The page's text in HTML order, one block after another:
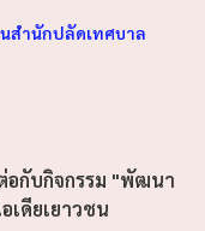
สำนักปลัดเทศบาล
อกับกิจกรรม "พัฒนา
เดียเยาวชน